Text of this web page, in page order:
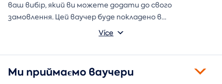
ваш вибір, який ви можете додати до свого
замовлення. Цей ваучер буде покладено в
подарунковий конверт і надіслано безпосередньо вам.
Více
Ми приймаємо ваучери